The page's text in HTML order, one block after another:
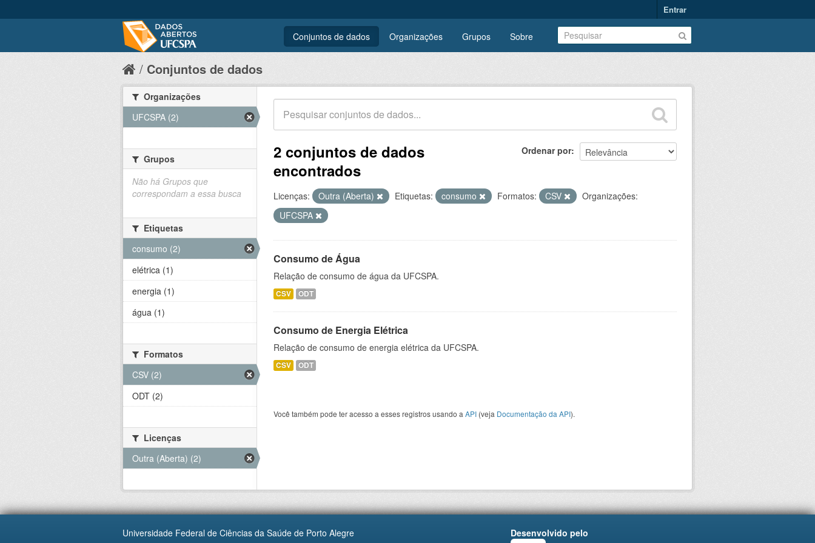
Entrar
Conjuntos de dados Organizações Grupos Sobre
Conjuntos de dados
Ordenar por
2 conjuntos de dados
encontrados
Licenças: Outra (Aberta) Etiquetas: consumo Formatos: CSV
Organizações:
UFCSPA
Consumo de Água
Relação de consumo de água da UFCSPA.
CSV ODT
Consumo de Energia Elétrica
Relação de consumo de energia elétrica da UFCSPA.
CSV ODT
Você também pode ter acesso a esses registros usando a API (veja Documentação da API).
Organizações
UFCSPA (2)
Grupos
Não há Grupos que
correspondam a essa busca
Etiquetas
consumo (2)
elétrica (1)
energia (1)
água (1)
Formatos
CSV (2)
ODT (2)
Licenças
Outra (Aberta) (2)
Universidade Federal de Ciências da Saúde de Porto Alegre
Desenvolvido pelo